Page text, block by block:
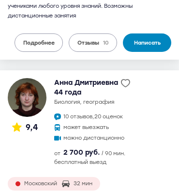
учениками любого уровня знаний. Возможны
дистанционные занятия
Подробнее Отзывы 10 Написать
9,4
Анна Дмитриевна
44 года
биология, география
10 отзывов,20 оценок
может выезжать
можно дистанционно
от 2 700 руб. / 90 мин.
бесплатный выезд
Московский 32 мин